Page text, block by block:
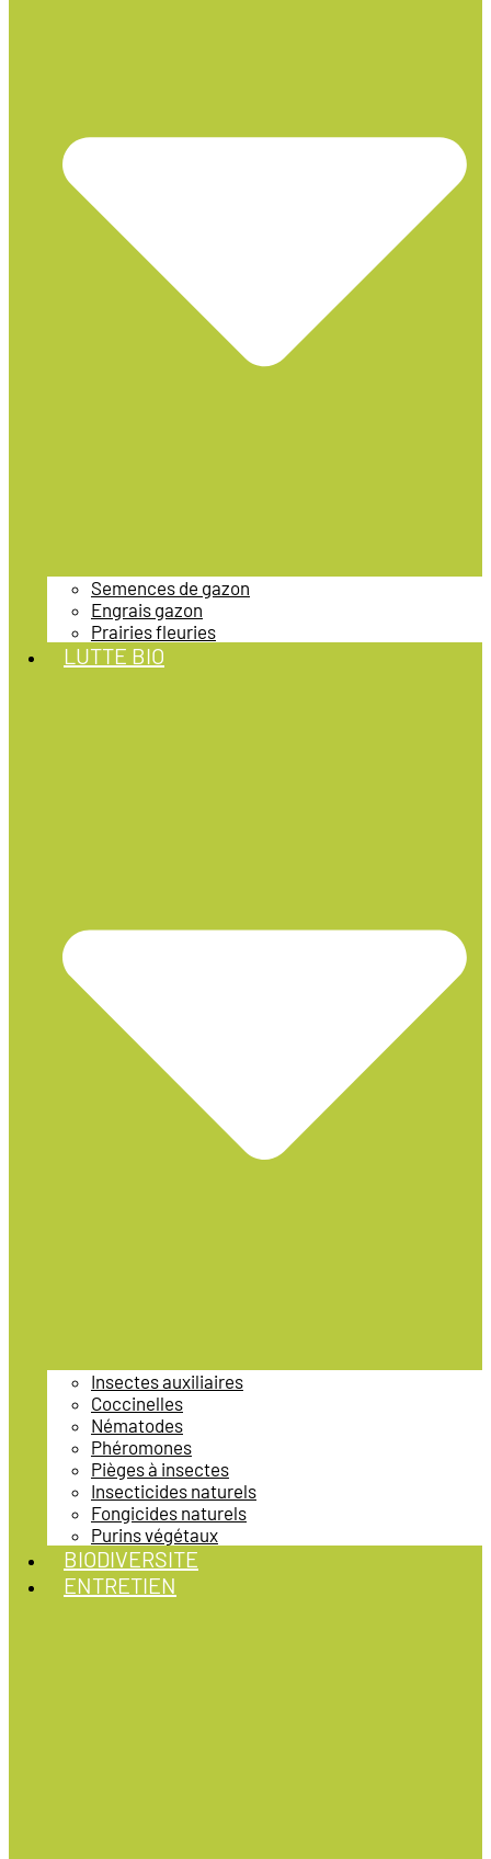
Semences de gazon
Engrais gazon
Prairies fleuries
LUTTE BIO
Insectes auxiliaires
Coccinelles
Nématodes
Phéromones
Pièges à insectes
Insecticides naturels
Fongicides naturels
Purins végétaux
BIODIVERSITE
ENTRETIEN